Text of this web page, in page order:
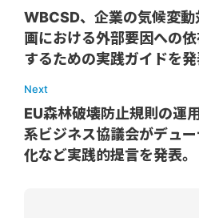
WBCSD、企業の気候変
画における外部要因への
するための実践ガイドを発
Next
EU森林破壊防止規則の運
系ビジネス協議会がデュ
化など実践的提言を発表。